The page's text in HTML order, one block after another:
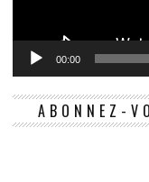
00:00
ABONNEZ-